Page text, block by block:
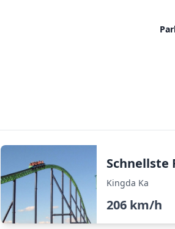
Schnellste
Kingda Ka
206 km/h